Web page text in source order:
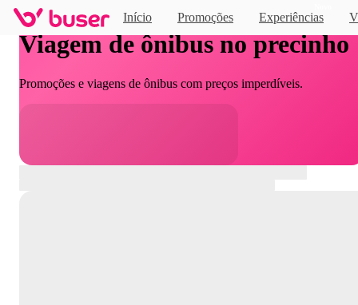
Início Promoções Experiências
Viagem de ônibus no precinho
Promoções e viagens de ônibus com preços imperdíveis.